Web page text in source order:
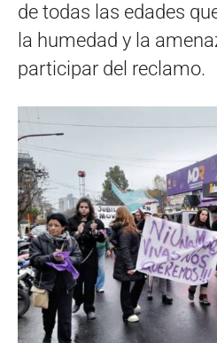
de todas las edades
la humedad y la
participar del reclamo.